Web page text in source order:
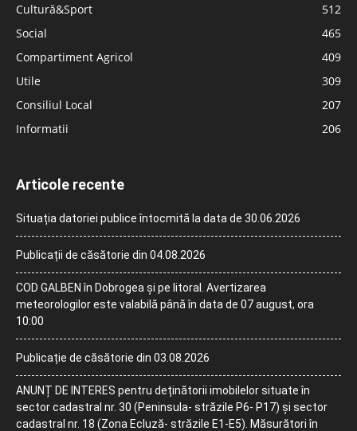
Cultură&Sport
512
Social
465
Compartiment Agricol
409
Utile
309
Consiliul Local
207
Informatii
206
Articole recente
Situația datoriei publice întocmită la data de 30.06.2026
Publicații de căsătorie din 04.08.2026
COD GALBEN în Dobrogea și pe litoral. Avertizarea
meteorologilor este valabilă până în data de 07 august, ora
10:00
Publicație de căsătorie din 03.08.2026
ANUNȚ DE INTERES pentru deținătorii imobilelor situate în
sector cadastral nr. 30 (Peninsula- străzile P6- P17) și sector
cadastral nr. 18 (Zona Ecluză- străzile E1-E5). Măsurători în